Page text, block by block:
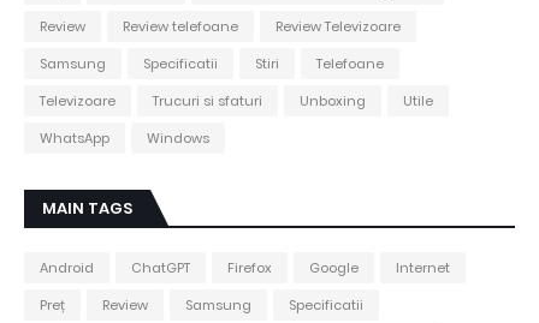
Review
Review telefoane
Review Televizoare
Samsung
Specificatii Stiri
Telefoane
Televizoare
Trucuri si sfaturi Unboxing
Utile
WhatsApp
Windows
MAIN TAGS
Android ChatGPT Firefox Google
Internet
Preț
Review Samsung
Specificatii